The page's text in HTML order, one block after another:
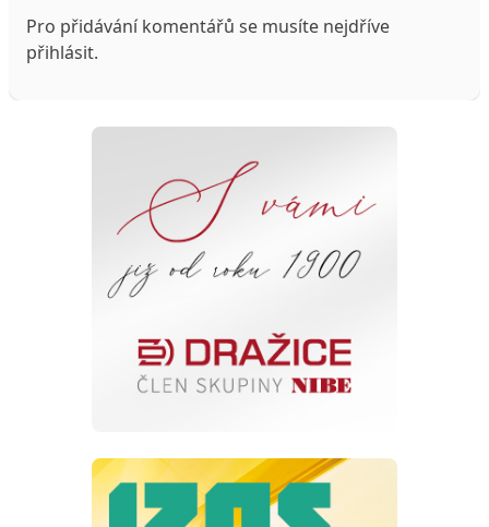
Pro přidávání komentářů se musíte nejdříve
přihlásit.